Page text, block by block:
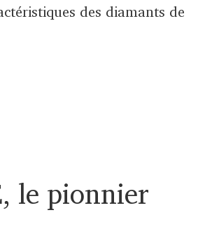
des diamants de
le pionnier